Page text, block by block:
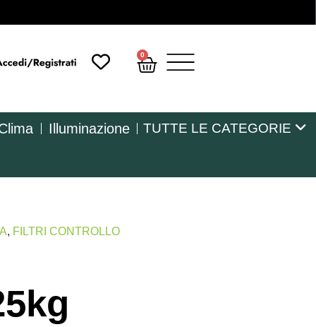
0
Illuminazione TUTTE LE CATEGORIE
, FILTRI CONTROLLO